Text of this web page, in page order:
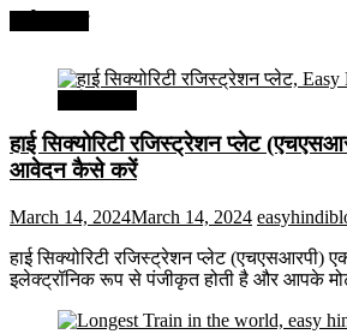
हाई सिक्योरिटी रजिस्ट्रेशन प्लेट
आवेदन कैसे करें
March 14, 2024March 14, 2024
हाई सिक्योरिटी रजिस्ट्रेशन प्लेट (एचएसआरपी)
इलेक्ट्रॉनिक रूप से पंजीकृत होती है और आपके